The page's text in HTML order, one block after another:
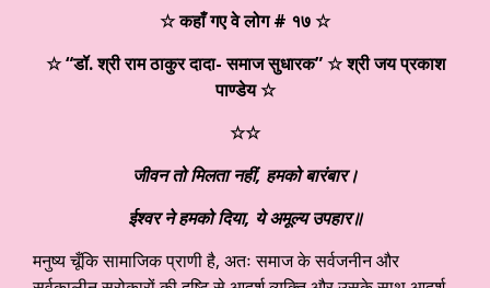
☆ कहाँ गए वे लोग # १७ ☆
☆“डॉ. श्री राम ठाकुर दादा- समाज सुधारक”☆ श्री जय प्रकाश
पाण्डेय☆
☆☆
जीवन तो मिलता नहीं, हमको बारंबार।
ईश्वर ने हमको दिया, ये अमूल्य उपहार॥
मनुष्य चूँकि सामाजिक प्राणी है, अतः समाज के सर्वजनीन और